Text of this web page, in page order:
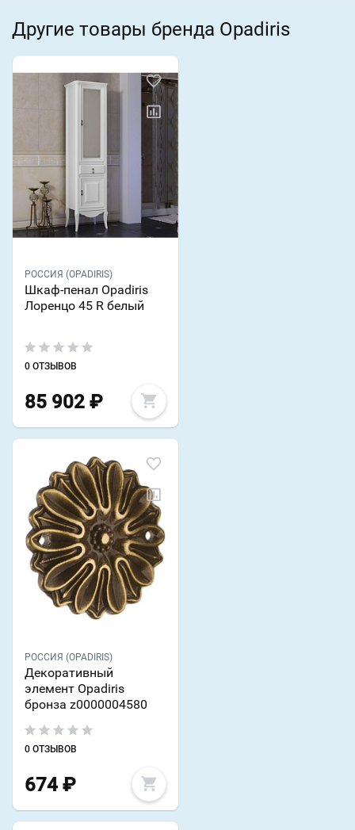
Другие товары бренда Opadiris
РОССИЯ (OPADIRIS)
Шкаф-пенал Opadiris
Лоренцо 45 R белый
0 ОТЗЫВОВ
85 902 ₽
РОССИЯ (OPADIRIS)
Декоративный
элемент Opadiris
бронза z0000004580
0 ОТЗЫВОВ
674 ₽